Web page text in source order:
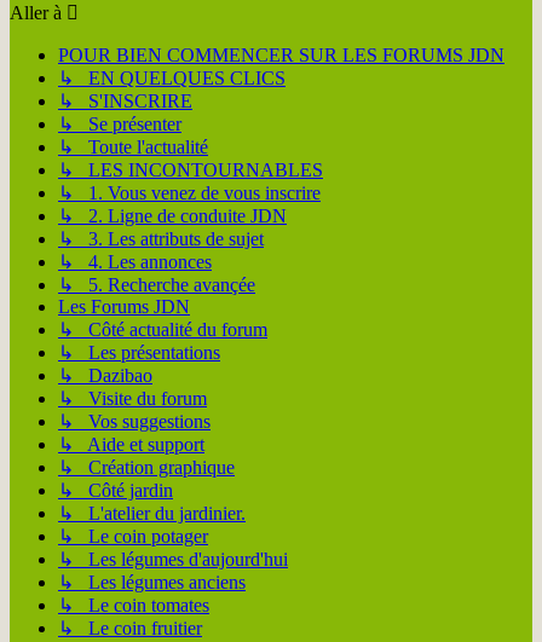
Aller à
POUR BIEN COMMENCER SUR LES FORUMS JDN
↳ EN QUELQUES CLICS
↳ S'INSCRIRE
↳ Se présenter
↳ Toute l'actualité
↳ LES INCONTOURNABLES
↳ 1. Vous venez de vous inscrire
↳ 2. Ligne de conduite JDN
↳ 3. Les attributs de sujet
↳ 4. Les annonces
↳ 5. Recherche avançée
Les Forums JDN
↳ Côté actualité du forum
↳ Les présentations
↳ Dazibao
↳ Visite du forum
↳ Vos suggestions
↳ Aide et support
↳ Création graphique
↳ Côté jardin
↳ L'atelier du jardinier.
↳ Le coin potager
↳ Les légumes d'aujourd'hui
↳ Les légumes anciens
↳ Le coin tomates
↳ Le coin fruitier